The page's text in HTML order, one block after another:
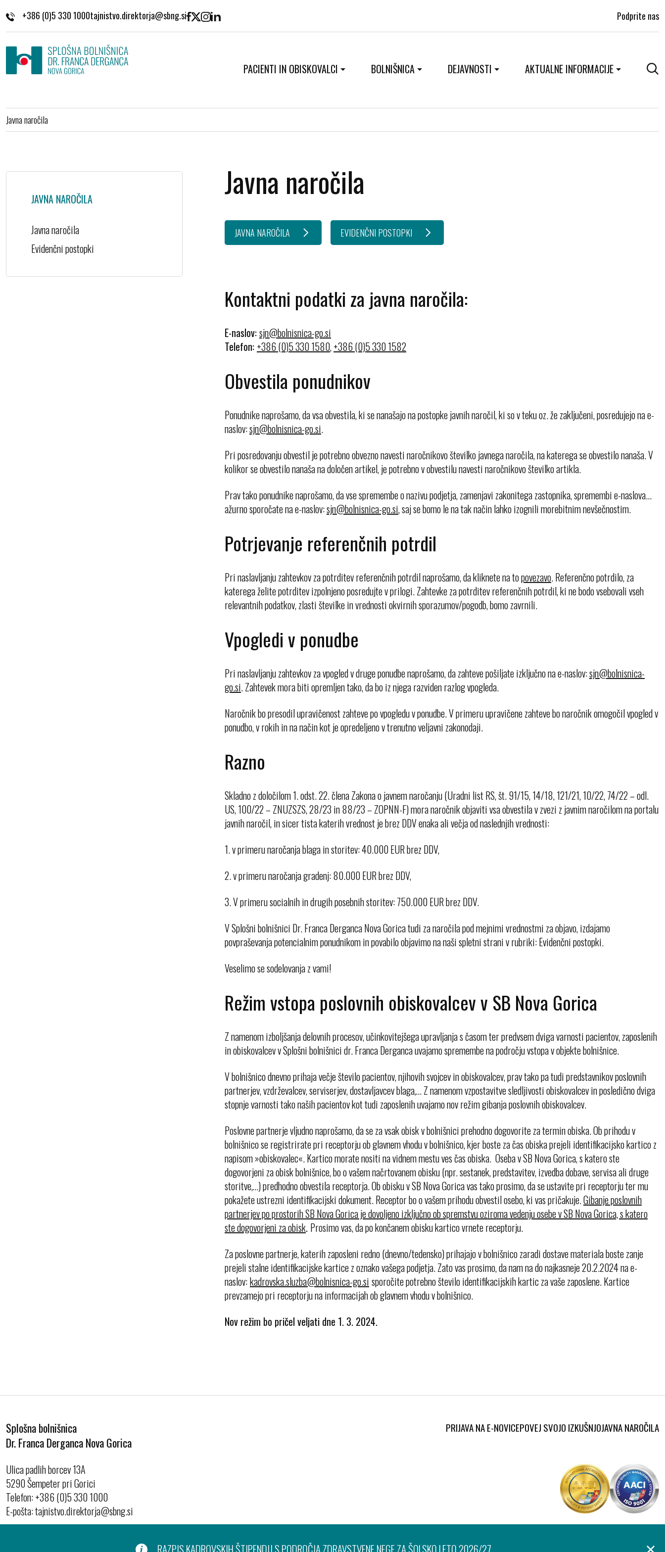
+386 (0)5 330 1000 Podprite nas
PACIENTI IN OBISKOVALCI BOLNIŠNICA DEJAVNOSTI AKTUALNE INFORMACIJE
Javna naročila
JAVNA NAROČILA
Javna naročila
Evidenčni postopki
Javna naročila
JAVNA NAROČILA EVIDENČNI POSTOPKI
Kontaktni podatki za javna naročila:
E-naslov:
Telefon: +386 (0)5 330 1580,+386 (0)5 330 1582
Obvestila ponudnikov
Ponudnike naprošamo, da vsa obvestila, ki se nanašajo na postopke javnih naročil, ki so v teku oz. že zaključeni, posredujejo na e-
naslov:
.
Pri posredovanju obvestil je potrebno obvezno navesti naročnikovo številko javnega naročila, na katerega se obvestilo nanaša. V
kolikor se obvestilo nanaša na določen artikel, je potrebno v obvestilu navesti naročnikovo številko artikla.
Prav tako ponudnike naprošamo, da vse spremembe o nazivu podjetja, zamenjavi zakonitega zastopnika, spremembi e-naslova...
ažurno sporočate na e-naslov:
, saj se bomo le na tak način lahko izognili morebitnim nevšečnostim.
Potrjevanje referenčnih potrdil
Pri naslavljanju zahtevkov za potrditev referenčnih potrdil naprošamo, da kliknete na topovezavo. Referenčno potrdilo, za
katerega želite potrditev izpolnjeno posredujte v prilogi. Zahtevke za potrditev referenčnih potrdil, ki ne bodo vsebovali vseh
relevantnih podatkov, zlasti številke in vrednosti okvirnih sporazumov/pogodb, bomo zavrnili.
Vpogledi v ponudbe
Pri naslavljanju zahtevkov za vpogled v druge ponudbe naprošamo, da zahteve pošiljate izključno na e-naslov:
. Zahtevek mora biti opremljen tako, da bo iz njega razviden razlog vpogleda.
Naročnik bo presodil upravičenost zahteve po vpogledu v ponudbe. V primeru upravičene zahteve bo naročnik omogočil vpogled v
ponudbo, v rokih in na način kot je opredeljeno v trenutno veljavni zakonodaji.
Razno
Skladno z določilom 1. odst. 22. člena Zakona o javnem naročanju (Uradni list RS, št. 91/15, 14/18, 121/21, 10/22, 74/22 – odl.
US, 100/22 – ZNUZSZS, 28/23 in 88/23 – ZOPNN-F) mora naročnik objaviti vsa obvestila v zvezi z javnim naročilom na portalu
javnih naročil, in sicer tista katerih vrednost je brez DDV enaka ali večja od naslednjih vrednosti:
1. v primeru naročanja blaga in storitev: 40.000 EUR brez DDV,
2. v primeru naročanja gradenj: 80.000 EUR brez DDV,
3. V primeru socialnih in drugih posebnih storitev: 750.000 EUR brez DDV.
V Splošni bolnišnici Dr. Franca Derganca Nova Gorica tudi za naročila pod mejnimi vrednostmi za objavo, izdajamo
povpraševanja potencialnim ponudnikom in povabilo objavimo na naši spletni strani v rubriki: Evidenčni postopki.
Veselimo se sodelovanja z vami!
Režim vstopa poslovnih obiskovalcev v SB Nova Gorica
Z namenom izboljšanja delovnih procesov, učinkovitejšega upravljanja s časom ter predvsem dviga varnosti pacientov, zaposlenih
in obiskovalcev v Splošni bolnišnici dr. Franca Derganca uvajamo spremembe na področju vstopa v objekte bolnišnice.
V bolnišnico dnevno prihaja večje število pacientov, njihovih svojcev in obiskovalcev, prav tako pa tudi predstavnikov poslovnih
partnerjev, vzdrževalcev, serviserjev, dostavljavcev blaga,… Z namenom vzpostavitve sledljivosti obiskovalcev in posledično dviga
stopnje varnosti tako naših pacientov kot tudi zaposlenih uvajamo nov režim gibanja poslovnih obiskovalcev.
Poslovne partnerje vljudno naprošamo, da se za vsak obisk v bolnišnici prehodno dogovorite za termin obiska. Ob prihodu v
bolnišnico se registrirate pri receptorju ob glavnem vhodu v bolnišnico, kjer boste za čas obiska prejeli identifikacijsko kartico z
napisom »obiskovalec«. Kartico morate nositi na vidnem mestu ves čas obiska. Oseba v SB Nova Gorica, s katero ste
dogovorjeni za obisk bolnišnice, bo o vašem načrtovanem obisku (npr. sestanek, predstavitev, izvedba dobave, servisa ali druge
storitve,…) predhodno obvestila receptorja. Ob obisku v SB Nova Gorica vas tako prosimo, da se ustavite pri receptorju ter mu
pokažete ustrezni identifikacijski dokument. Receptor bo o vašem prihodu obvestil osebo, ki vas pričakuje.Gibanje poslovnih
partnerjev po prostorih SB Nova Gorica je dovoljeno izključno ob spremstvu oziroma vedenju osebe v SB Nova Gorica, s katero
ste dogovorjeni za obisk. Prosimo vas, da po končanem obisku kartico vrnete receptorju.
Za poslovne partnerje, katerih zaposleni redno (dnevno/tedensko) prihajajo v bolnišnico zaradi dostave materiala boste zanje
prejeli stalne identifikacijske kartice z oznako vašega podjetja. Zato vas prosimo, da nam na do najkasneje 20.2.2024 na e-
naslov:
sporočite potrebno število identifikacijskih kartic za vaše zaposlene. Kartice
prevzamejo pri receptorju na informacijah ob glavnem vhodu v bolnišnico.
Nov režim bo pričel veljati dne 1. 3. 2024.
Splošna bolnišnica
Dr. Franca Derganca Nova Gorica
Ulica padlih borcev 13A
5290 Šempeter pri Gorici
Telefon:+386 (0)5 330 1000
E-pošta:
PRIJAVA NA E-NOVICEPOVEJ SVOJO IZKUŠNJOJAVNA NAROČILA
RAZPIS KADROVSKIH ŠTIPENDIJ S PODROČJA ZDRAVSTVENE NEGE ZA ŠOLSKO LETO 2026/27